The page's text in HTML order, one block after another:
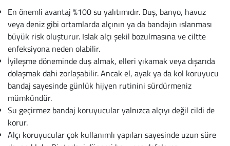
Büyük Beden
Crocs
Igor
Mini Melissa
Primigi
SuperFit
Kifidis
Dizlikler
El ve El Bilek
Fıtık Bağları
Kol Askısı
Korseler
Omuz Destekleri
Kifidis Softstep
Kifidis Anatomik
Kifidis Aqua
K1992 Serisi
En önemli avantaj %100 su yalıtımıdır. Duş, banyo, havuz
veya deniz gibi ortamlarda alçının ya da bandajın ıslanması
büyük risk oluşturur. Islak alçı şekil bozulmasına ve ciltte
enfeksiyona neden olabilir.
İyileşme döneminde duş almak, elleri yıkamak veya dışarıda
dolaşmak dahi zorlaşabilir. Ancak el, ayak ya da kol koruyucu
bandaj sayesinde günlük hijyen rutinini sürdürmeniz
mümkündür.
Su geçirmez bandaj koruyucular yalnızca alçıyı değil cildi de
korur.
Alçı koruyucular çok kullanımlı yapıları sayesinde uzun süre